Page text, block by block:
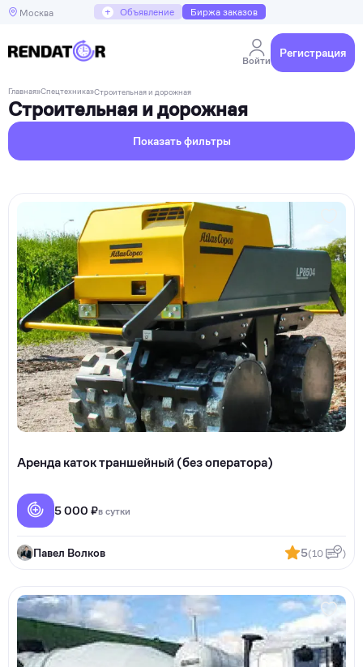
Москва + Объявление Биржа заказов
Войти
Регистрация
Главная»Спецтехника»Строительная и дорожная
Строительная и дорожная
Показать фильтры
Аренда каток траншейный (без оператора)
5 000 ₽в сутки
Павел Волков 5(10 )